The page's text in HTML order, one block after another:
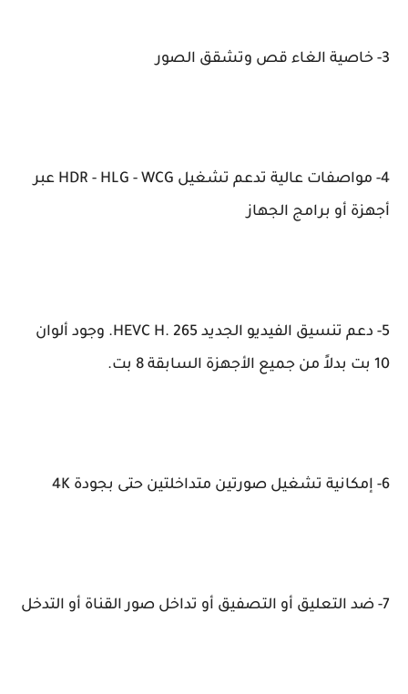
3- خاصية الغاء قص وتشقق الصور
4- مواصفات عالية تدعم تشغيل HDR - HLG - WCG عبر
أجهزة أو برامج الجهاز
5- دعم تنسيق الفيديو الجديد HEVC H. 265. وجود ألوان
10 بت بدلاً من جميع الأجهزة السابقة 8 بت.
6- إمكانية تشغيل صورتين متداخلتين حتى بجودة 4K
7- ضد التعليق أو التصفيق أو تداخل صور القناة أو التدخل